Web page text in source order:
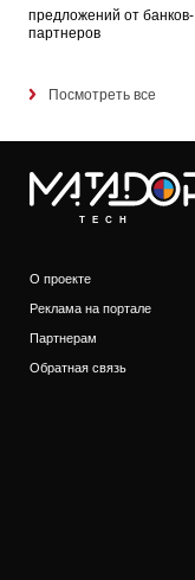
предложений от банков-
партнеров
Посмотреть все
TECH
О проекте
Реклама на портале
Партнерам
Обратная связь